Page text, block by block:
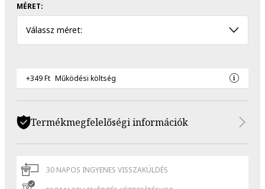
MÉRET:
Válassz méret:
+349 Ft Működési költség
Termékmegfelelőségi információk
30 NAPOS INGYENES VISSZAKÜLDÉS